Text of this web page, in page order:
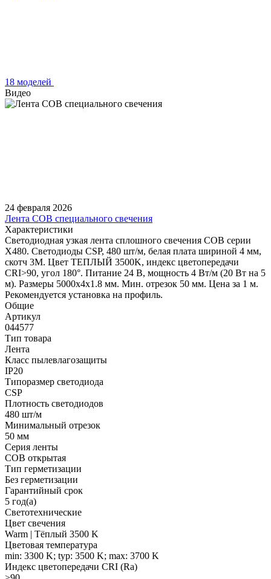
18 моделей
Видео
24 февраля 2026
Лента COB специального свечения
Характеристики
Светодиодная узкая лента сплошного свечения COB серии
X480. Светодиоды CSP, 480 шт/м, белая плата шириной 4 мм,
скотч 3M. Цвет ТЕПЛЫЙ 3500K, индекс цветопередачи
CRI>90, угол 180°. Питание 24 В, мощность 4 Вт/м (20 Вт на 5
м). Размеры 5000х4х1.8 мм. Мин. отрезок 50 мм. Цена за 1 м.
Рекомендуется установка на профиль.
Общие
Артикул
044577
Тип товара
Лента
Класс пылевлагозащиты
IP20
Типоразмер светодиода
CSP
Плотность светодиодов
480 шт/м
Минимальный отрезок
50 мм
Серия ленты
COB открытая
Тип герметизации
Без герметизации
Гарантийный срок
5 год(а)
Светотехнические
Цвет свечения
Warm | Тёплый 3500 K
Цветовая температура
min: 3300 K; typ: 3500 K; max: 3700 K
Индекс цветопередачи CRI (Ra)